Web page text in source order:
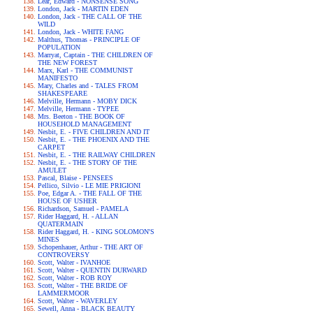
London, Jack - MARTIN EDEN
London, Jack - THE CALL OF THE
WILD
London, Jack - WHITE FANG
Malthus, Thomas - PRINCIPLE OF
POPULATION
Marryat, Captain - THE CHILDREN OF
THE NEW FOREST
Marx, Karl - THE COMMUNIST
MANIFESTO
Mary, Charles and - TALES FROM
SHAKESPEARE
Melville, Hermann - MOBY DICK
Melville, Hermann - TYPEE
Mrs. Beeton - THE BOOK OF
HOUSEHOLD MANAGEMENT
Nesbit, E. - FIVE CHILDREN AND IT
Nesbit, E. - THE PHOENIX AND THE
CARPET
Nesbit, E. - THE RAILWAY CHILDREN
Nesbit, E. - THE STORY OF THE
AMULET
Pascal, Blaise - PENSEES
Pellico, Silvio - LE MIE PRIGIONI
Poe, Edgar A. - THE FALL OF THE
HOUSE OF USHER
Richardson, Samuel - PAMELA
Rider Haggard, H. - ALLAN
QUATERMAIN
Rider Haggard, H. - KING SOLOMON'S
MINES
Schopenhauer, Arthur - THE ART OF
CONTROVERSY
Scott, Walter - IVANHOE
Scott, Walter - QUENTIN DURWARD
Scott, Walter - ROB ROY
Scott, Walter - THE BRIDE OF
LAMMERMOOR
Scott, Walter - WAVERLEY
Sewell, Anna - BLACK BEAUTY